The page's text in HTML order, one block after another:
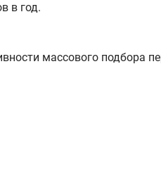
в год.
массового подбора